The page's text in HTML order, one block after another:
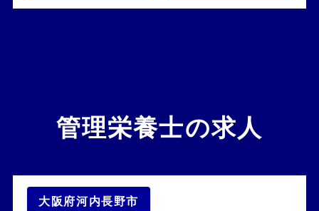
管理栄養士の求人
大阪府河内長野市